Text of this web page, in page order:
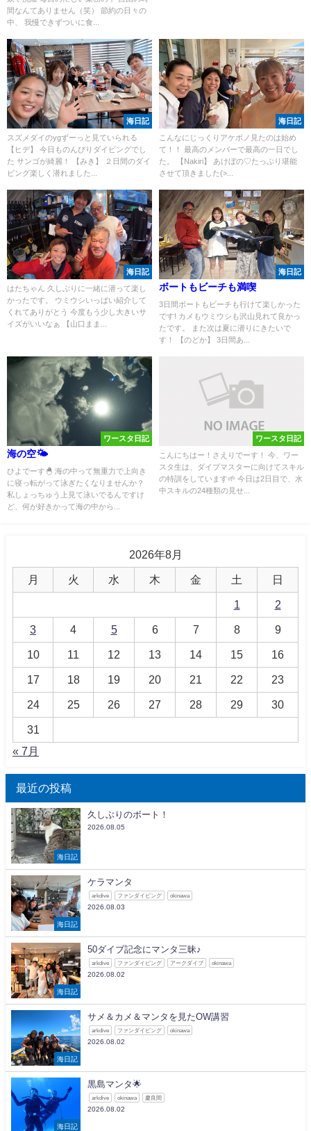
間なんてありません（笑） 節約の日々の
中、 我慢できずついに食...
海日記
スズメダイのygずーっと見ていられる
【ヒデ】 今日ものんびりダイビングでし
た サンゴが綺麗！ 【みき】 ２日間のダイ
ビング楽しく潜れました...
海日記
こんなにじっくりアケボノ見たのは始め
て！！ 最高のメンバーで最高の一日でし
た。 【Nakiri】 あけぼの♡たっぷり堪能
させて頂きました(>...
海日記
はたちゃん 久しぶりに一緒に潜って楽し
かったです。 ウミウシいっぱい紹介して
くれてありがとう 今度もう少し大きいサ
イズがいいなぁ 【山口まま...
海日記
ボートもビーチも満喫
3日間ボートもビーチも行けて楽しかった
です! カメもウミウシも沢山見れて良かっ
たです。 また次は夏に潜りにきたいで
す！ 【のどか】 3日間あ...
ワースタ日記
海の空🌤️
ひよでーす🐣 海の中って無重力で上向き
に寝っ転がって泳ぎたくなりませんか？
私しょっちゅう上見て泳いでるんですけ
ど、何が好きかって海の中から...
ワースタ日記
こんにちはー！さえりでーす！ 今、ワー
スタ生は、ダイブマスターに向けてスキル
の特訓をしています🌱 今日は2日目で、水
中スキルの24種類の見せ...
2026年8月
月 火 水 木 金 土 日
1 2
3 4 5 6 7 8 9
10 11 12 13 14 15 16
17 18 19 20 21 22 23
24 25 26 27 28 29 30
31
« 7月
最近の投稿
海日記
久しぶりのボート！
2026.08.05
海日記
ケラマンタ
arkdive ファンダイビング okinawa
2026.08.03
海日記
50ダイブ記念にマンタ三昧♪
arkdive ファンダイビング アークダイブ okinawa
2026.08.02
海日記
サメ＆カメ＆マンタを見たOW講習
arkdive ファンダイビング okinawa
2026.08.02
海日記
黒島マンタ🌟
arkdive okinawa 慶良間
2026.08.02